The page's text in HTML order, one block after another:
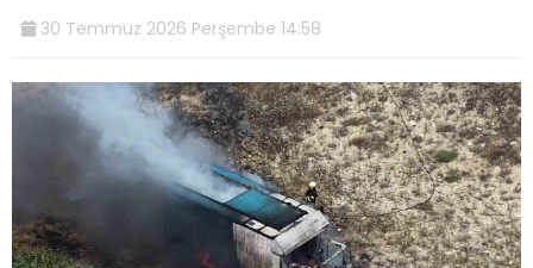
30 Temmuz 2026 Perşembe 14:58